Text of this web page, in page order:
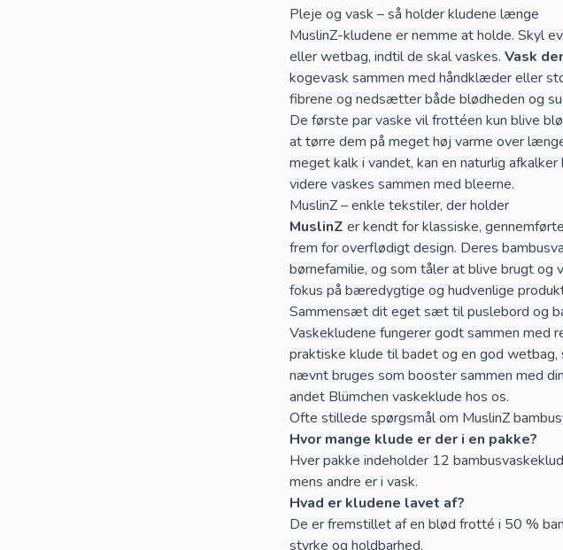
Pleje og vask – så holder kludene længe
MuslinZ-kludene er nemme at holde. Skyl
eller wetbag, indtil de skal vaskes. Vask
kogevask sammen med håndklæder eller
fibrene og nedsætter både blødheden og
De første par vaske vil frottéen kun blive
at tørre dem på meget høj varme over
meget kalk i vandet, kan en naturlig afkalker
videre vaskes sammen med bleerne.
MuslinZ – enkle tekstiler, der holder
MuslinZ er kendt for klassiske,
frem for overflødigt design. Deres
børnefamilie, og som tåler at blive brugt og
fokus på bæredygtige og hudvenlige
Sammensæt dit eget sæt til puslebord og
Vaskekludene fungerer godt sammen med
praktiske klude til badet og en god wetbag,
nævnt bruges som booster sammen med
andet Blümchen vaskeklude hos os.
Ofte stillede spørgsmål om MuslinZ
Hvor mange klude er der i en pakke?
Hver pakke indeholder 12
mens andre er i vask.
Hvad er kludene lavet af?
De er fremstillet af en blød frotté i 50 %
styrke og holdbarhed.